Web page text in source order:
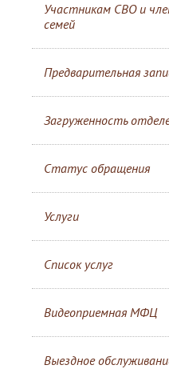
Участникам СВО и
семей
Предварительная
Загруженность
Статус обращения
Услуги
Список услуг
Видеоприемная МФЦ
Выездное